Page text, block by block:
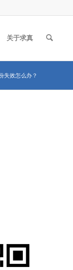
关于求真
失效怎么办？